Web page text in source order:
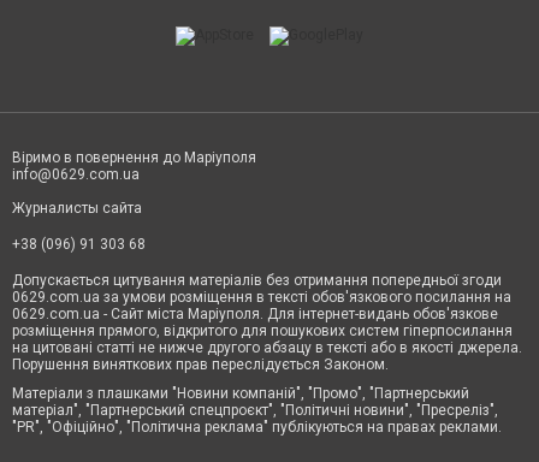
Віримо в повернення до Маріуполя
info@0629.com.ua
Журналисты сайта
+38 (096) 91 303 68
Допускається цитування матеріалів без отримання попередньої згоди
0629.com.ua за умови розміщення в тексті обов'язкового посилання на
0629.com.ua - Сайт міста Маріуполя. Для інтернет-видань обов'язкове
розміщення прямого, відкритого для пошукових систем гіперпосилання
на цитовані статті не нижче другого абзацу в тексті або в якості джерела.
Порушення виняткових прав переслідується Законом.
Матеріали з плашками "Новини компаній", "Промо", "Партнерський
матеріал", "Партнерський спецпроєкт", "Політичні новини", "Пресреліз",
"PR", "Офіційно", "Політична реклама" публікуються на правах реклами.